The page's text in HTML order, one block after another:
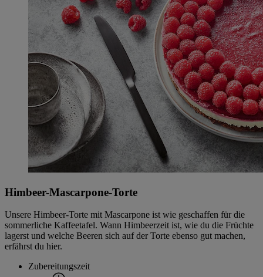
Himbeer-Mascarpone-Torte
Unsere Himbeer-Torte mit Mascarpone ist wie geschaffen für die
sommerliche Kaffeetafel. Wann Himbeerzeit ist, wie du die Früchte
lagerst und welche Beeren sich auf der Torte ebenso gut machen,
erfährst du hier.
Zubereitungszeit